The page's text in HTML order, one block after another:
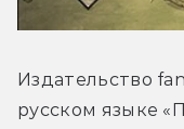
Издательство
русском языке